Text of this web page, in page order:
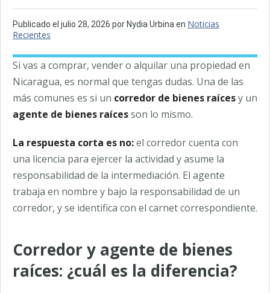
Publicado el julio 28, 2026 por Nydia Urbina en Noticias
Recientes
Si vas a comprar, vender o alquilar una propiedad en
Nicaragua, es normal que tengas dudas. Una de las
más comunes es si un corredor de bienes raícesy un
agente de bienes raícesson lo mismo.
La respuesta corta es no:el corredor cuenta con
una licencia para ejercer la actividad y asume la
responsabilidad de la intermediación. El agente
trabaja en nombre y bajo la responsabilidad de un
corredor, y se identifica con el carnet correspondiente.
Corredor y agente de bienes
raíces: ¿cuál es la diferencia?